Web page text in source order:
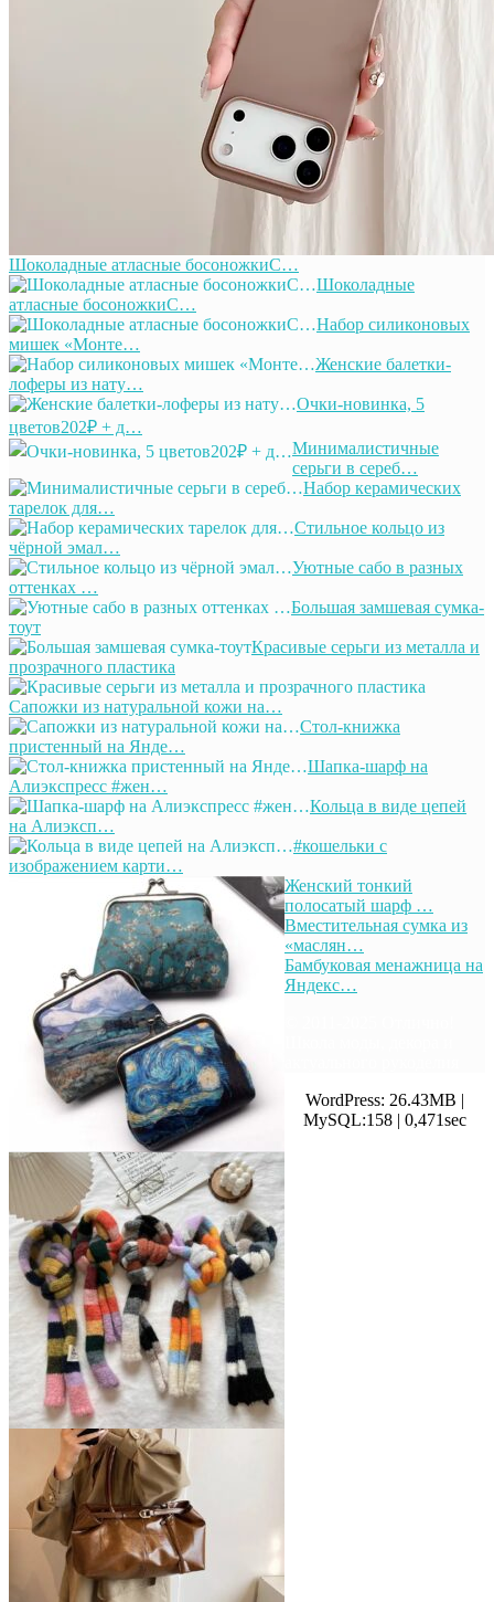
Шоколадные атласные босоножкиС…
Шоколадные
атласные босоножкиС…
Набор силиконовых
мишек «Монте…
Женские балетки-
лоферы из нату…
Очки-новинка, 5
цветов202₽ + д…
Минималистичные
серьги в сереб…
Набор керамических
тарелок для…
Стильное кольцо из
чёрной эмал…
Уютные сабо в разных
оттенках …
Большая замшевая сумка-
тоут
Красивые серьги из металла и
прозрачного пластика
Сапожки из натуральной кожи на…
Стол-книжка
пристенный на Янде…
Шапка-шарф на
Алиэкспресс #жен…
Кольца в виде цепей
на Алиэксп…
#кошельки с
изображением карти…
Женский тонкий
полосатый шарф …
Вместительная сумка из
«маслян…
Бамбуковая менажница на
Яндекс…
WordPress: 26.43MB |
MySQL:158 | 0,471sec